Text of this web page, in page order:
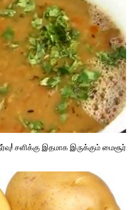
சளிக்கு இதமாக இருக்கும் மைசூர்